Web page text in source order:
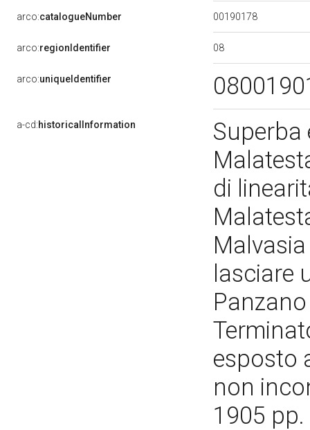
arco:catalogueNumber 00190178
arco:regionIdentifier 08
arco:uniqueIdentifier
a-cd:historicalInformation
Superba
di
lasciare
esposto
non
1905